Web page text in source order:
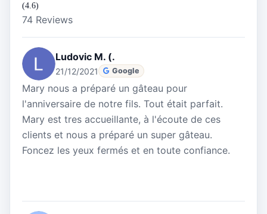
(4.6)
74 Reviews
Ludovic M. (.
21/12/2021 Google
Mary nous a préparé un gâteau pour
l'anniversaire de notre fils. Tout était parfait.
Mary est tres accueillante, à l'écoute de ces
clients et nous a préparé un super gâteau.
Foncez les yeux fermés et en toute confiance.